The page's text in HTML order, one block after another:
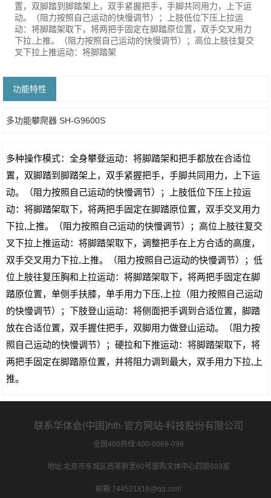
置，双脚踏到脚踏架上，双手紧握把手，手脚共同用力，上下运
动。（阻力按照自己运动的快慢调节）；上肢低位下压上拉运
动：将脚踏架取下，将两把手固定在脚踏原位置，双手交叉用力
下拉,上推。（阻力按照自己运动的快慢调节）；高位上肢往复交
叉下拉上推运动：将脚踏架
功能特性
多功能攀爬器 SH-G9600S
多种操作模式：全身攀登运动：将脚踏架和把手都放在合适位
置，双脚踏到脚踏架上，双手紧握把手，手脚共同用力，上下运
动。（阻力按照自己运动的快慢调节）；上肢低位下压上拉运
动：将脚踏架取下，将两把手固定在脚踏原位置，双手交叉用力
下拉,上推。（阻力按照自己运动的快慢调节）；高位上肢往复交
叉下拉上推运动：将脚踏架取下，调整把手在上方合适的高度，
双手交叉用力下拉,上推。（阻力按照自己运动的快慢调节）；低
位上肢往复压胸和上拉运动：将脚踏架取下，将两把手固定在脚
踏原位置，单侧手扶膝，单手用力下压,上拉（阻力按照自己运动
的快慢调节）；下肢登山运动：将侧面把手调到合适位置，脚踏
放在合适位置，双手握住把手，双脚用力做登山运动。（阻力按
照自己运动的快慢调节）；硬拉和下推运动：将脚踏架取下，将
两把手固定在脚踏原位置，并将阻力调到最大，双手用力下拉,上
推。
联系华体会(中国)hth·官方网站-科技股份有限公司
全国400热线:400-0069-096
地址:北京市东城区西革新里60号盛购文体中心四层603室
邮箱:744521816@qq.com